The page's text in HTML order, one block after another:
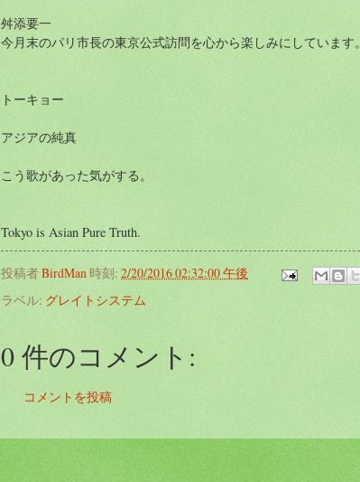
舛添要一
今月末のパリ市長の東京公式訪問を心から楽しみにしています。
トーキョー
アジアの純真
こう歌があった気がする。
Tokyo is Asian Pure Truth.
投稿者BirdMan時刻: 2/20/2016 02:32:00 午後
ラベル: グレイトシステム
0 件のコメント:
コメントを投稿